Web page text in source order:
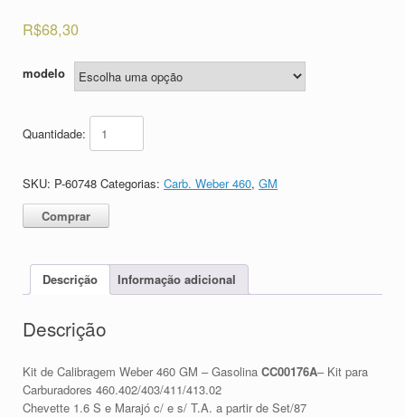
R$68,30
modelo
Quantidade:
Comprar
SKU: P-60748 Categorias: Carb. Weber 460, GM
Descrição Informação adicional
Descrição
Kit de Calibragem Weber 460 GM – Gasolina CC00176A– Kit para
Carburadores 460.402/403/411/413.02
Chevette 1.6 S e Marajó c/ e s/ T.A. a partir de Set/87